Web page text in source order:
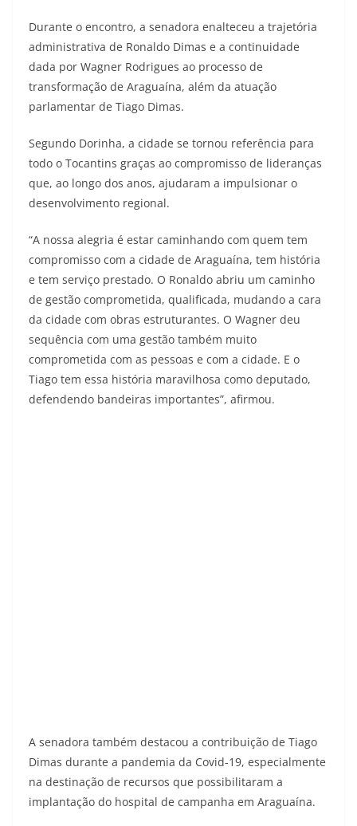
Durante o encontro, a senadora enalteceu a trajetória
administrativa de Ronaldo Dimas e a continuidade
dada por Wagner Rodrigues ao processo de
transformação de Araguaína, além da atuação
parlamentar de Tiago Dimas.
Segundo Dorinha, a cidade se tornou referência para
todo o Tocantins graças ao compromisso de lideranças
que, ao longo dos anos, ajudaram a impulsionar o
desenvolvimento regional.
“A nossa alegria é estar caminhando com quem tem
compromisso com a cidade de Araguaína, tem história
e tem serviço prestado. O Ronaldo abriu um caminho
de gestão comprometida, qualificada, mudando a cara
da cidade com obras estruturantes. O Wagner deu
sequência com uma gestão também muito
comprometida com as pessoas e com a cidade. E o
Tiago tem essa história maravilhosa como deputado,
defendendo bandeiras importantes”, afirmou.
A senadora também destacou a contribuição de Tiago
Dimas durante a pandemia da Covid-19, especialmente
na destinação de recursos que possibilitaram a
implantação do hospital de campanha em Araguaína.